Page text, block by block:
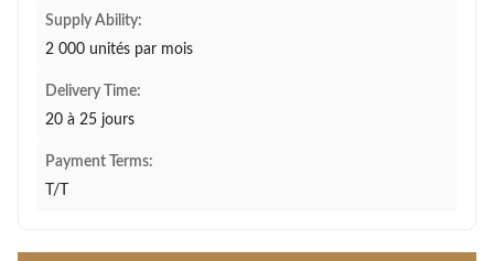
Supply Ability:
2 000 unités par mois
Delivery Time:
20 à 25 jours
Payment Terms:
T/T